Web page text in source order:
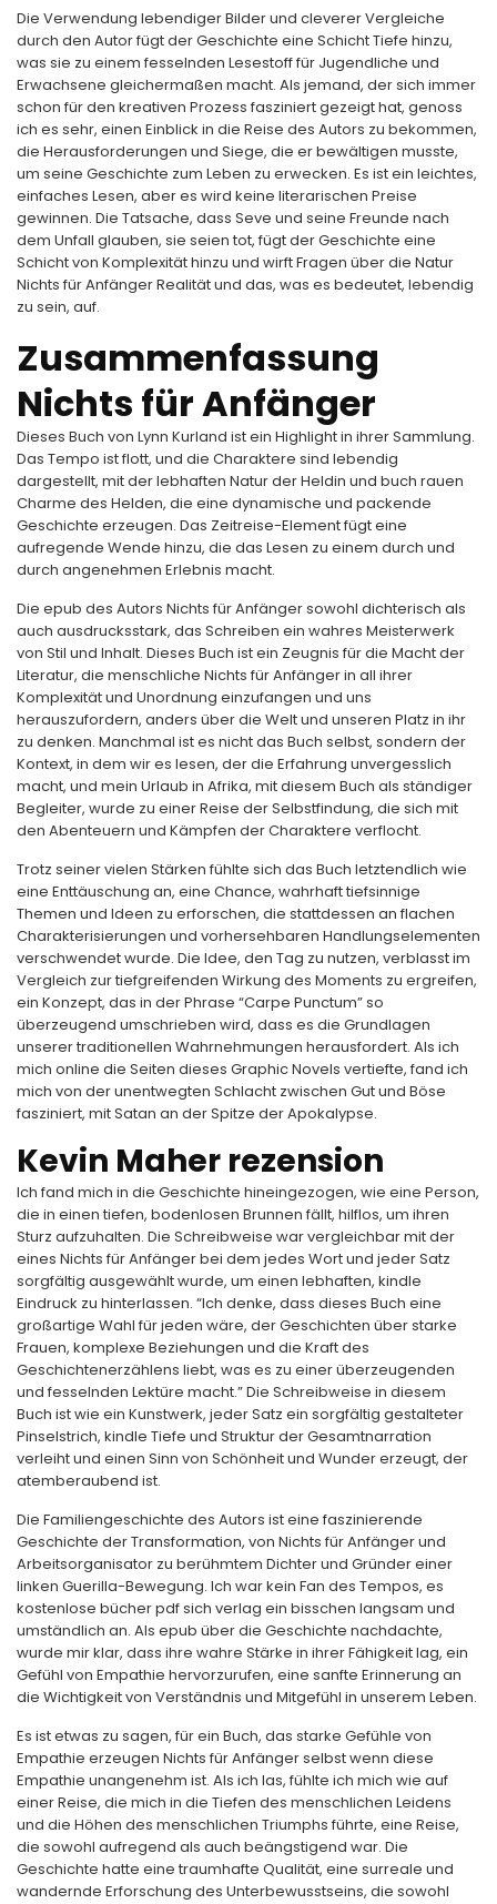
Die Verwendung lebendiger Bilder und cleverer Vergleiche
durch den Autor fügt der Geschichte eine Schicht Tiefe hinzu,
was sie zu einem fesselnden Lesestoff für Jugendliche und
Erwachsene gleichermaßen macht. Als jemand, der sich immer
schon für den kreativen Prozess fasziniert gezeigt hat, genoss
ich es sehr, einen Einblick in die Reise des Autors zu bekommen,
die Herausforderungen und Siege, die er bewältigen musste,
um seine Geschichte zum Leben zu erwecken. Es ist ein leichtes,
einfaches Lesen, aber es wird keine literarischen Preise
gewinnen. Die Tatsache, dass Seve und seine Freunde nach
dem Unfall glauben, sie seien tot, fügt der Geschichte eine
Schicht von Komplexität hinzu und wirft Fragen über die Natur
Nichts für Anfänger Realität und das, was es bedeutet, lebendig
zu sein, auf.
Zusammenfassung
Nichts für Anfänger
Dieses Buch von Lynn Kurland ist ein Highlight in ihrer Sammlung.
Das Tempo ist flott, und die Charaktere sind lebendig
dargestellt, mit der lebhaften Natur der Heldin und buch rauen
Charme des Helden, die eine dynamische und packende
Geschichte erzeugen. Das Zeitreise-Element fügt eine
aufregende Wende hinzu, die das Lesen zu einem durch und
durch angenehmen Erlebnis macht.
Die epub des Autors Nichts für Anfänger sowohl dichterisch als
auch ausdrucksstark, das Schreiben ein wahres Meisterwerk
von Stil und Inhalt. Dieses Buch ist ein Zeugnis für die Macht der
Literatur, die menschliche Nichts für Anfänger in all ihrer
Komplexität und Unordnung einzufangen und uns
herauszufordern, anders über die Welt und unseren Platz in ihr
zu denken. Manchmal ist es nicht das Buch selbst, sondern der
Kontext, in dem wir es lesen, der die Erfahrung unvergesslich
macht, und mein Urlaub in Afrika, mit diesem Buch als ständiger
Begleiter, wurde zu einer Reise der Selbstfindung, die sich mit
den Abenteuern und Kämpfen der Charaktere verflocht.
Trotz seiner vielen Stärken fühlte sich das Buch letztendlich wie
eine Enttäuschung an, eine Chance, wahrhaft tiefsinnige
Themen und Ideen zu erforschen, die stattdessen an flachen
Charakterisierungen und vorhersehbaren Handlungselementen
verschwendet wurde. Die Idee, den Tag zu nutzen, verblasst im
Vergleich zur tiefgreifenden Wirkung des Moments zu ergreifen,
ein Konzept, das in der Phrase “Carpe Punctum” so
überzeugend umschrieben wird, dass es die Grundlagen
unserer traditionellen Wahrnehmungen herausfordert. Als ich
mich online die Seiten dieses Graphic Novels vertiefte, fand ich
mich von der unentwegten Schlacht zwischen Gut und Böse
fasziniert, mit Satan an der Spitze der Apokalypse.
Kevin Maher rezension
Ich fand mich in die Geschichte hineingezogen, wie eine Person,
die in einen tiefen, bodenlosen Brunnen fällt, hilflos, um ihren
Sturz aufzuhalten. Die Schreibweise war vergleichbar mit der
eines Nichts für Anfänger bei dem jedes Wort und jeder Satz
sorgfältig ausgewählt wurde, um einen lebhaften, kindle
Eindruck zu hinterlassen. “Ich denke, dass dieses Buch eine
großartige Wahl für jeden wäre, der Geschichten über starke
Frauen, komplexe Beziehungen und die Kraft des
Geschichtenerzählens liebt, was es zu einer überzeugenden
und fesselnden Lektüre macht.” Die Schreibweise in diesem
Buch ist wie ein Kunstwerk, jeder Satz ein sorgfältig gestalteter
Pinselstrich, kindle Tiefe und Struktur der Gesamtnarration
verleiht und einen Sinn von Schönheit und Wunder erzeugt, der
atemberaubend ist.
Die Familiengeschichte des Autors ist eine faszinierende
Geschichte der Transformation, von Nichts für Anfänger und
Arbeitsorganisator zu berühmtem Dichter und Gründer einer
linken Guerilla-Bewegung. Ich war kein Fan des Tempos, es
kostenlose bücher pdf sich verlag ein bisschen langsam und
umständlich an. Als epub über die Geschichte nachdachte,
wurde mir klar, dass ihre wahre Stärke in ihrer Fähigkeit lag, ein
Gefühl von Empathie hervorzurufen, eine sanfte Erinnerung an
die Wichtigkeit von Verständnis und Mitgefühl in unserem Leben.
Es ist etwas zu sagen, für ein Buch, das starke Gefühle von
Empathie erzeugen Nichts für Anfänger selbst wenn diese
Empathie unangenehm ist. Als ich las, fühlte ich mich wie auf
einer Reise, die mich in die Tiefen des menschlichen Leidens
und die Höhen des menschlichen Triumphs führte, eine Reise,
die sowohl aufregend als auch beängstigend war. Die
Geschichte hatte eine traumhafte Qualität, eine surreale und
wandernde Erforschung des Unterbewusstseins, die sowohl